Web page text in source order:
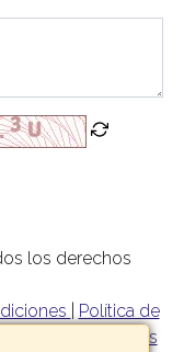
los derechos
Política de
Formas